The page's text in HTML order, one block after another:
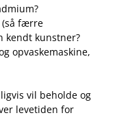
(så færre
kendt kunstner?
opvaskemaskine,
vil beholde og
levetiden for